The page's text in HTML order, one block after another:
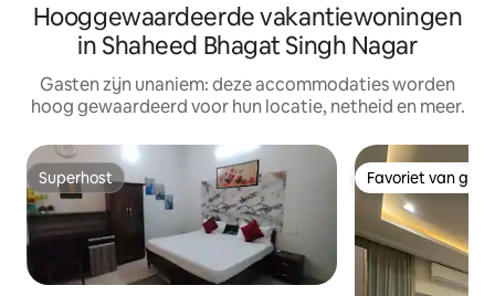
Hooggewaardeerde vakantiewoningen
in Shaheed Bhagat Singh Nagar
Gasten zijn unaniem: deze accommodaties worden
hoog gewaardeerd voor hun locatie, netheid en meer.
Superhost
Superhost Favoriet van
Favoriet van